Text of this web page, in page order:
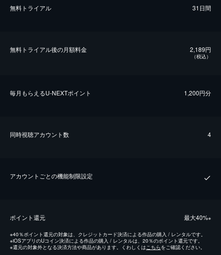
無料トライアル 31日間
無料トライアル後の⽉額料金 2,189円
（税込）
毎⽉もらえるU-NEXTポイント 1,200円分
同時視聴アカウント数 4
アカウントごとの機能制限設定
ポイント還元 最⼤40%※
※40％ポイント還元の対象は、クレジットカード決済による作品の購入 / レンタルです。
※iOSアプリのUコイン決済による作品の購入 / レンタルは、20％のポイント還元です。
※還元の対象外となる決済方法や商品があります。くわしくは こちらをご確認ください。